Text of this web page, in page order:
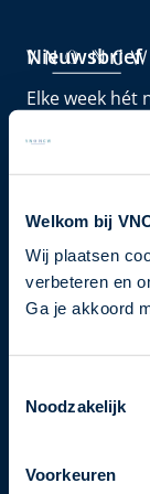
Welkom bij
Wij plaatsen
verbeteren en
Ga je akkoord
Noodzakelijk
Voorkeuren
Nieuwsbrief
Elke week hét
je nu in voor
Schrijf je in
Direct naar
Ons verhaal
T+31 70 349 03